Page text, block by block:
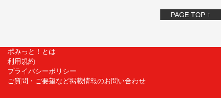
PAGE TOP ↑
ポみっと！とは
利用規約
プライバシーポリシー
ご質問・ご要望など掲載情報のお問い合わせ